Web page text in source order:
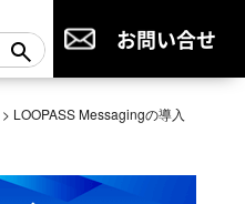
お問い合せ
> LOOPASS Messagingの導入